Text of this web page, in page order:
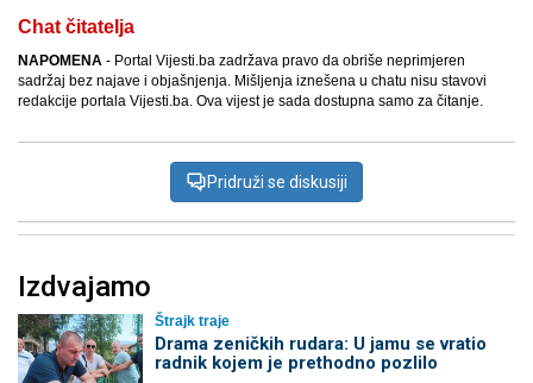
Chat čitatelja
NAPOMENA - Portal Vijesti.ba zadržava pravo da obriše neprimjeren
sadržaj bez najave i objašnjenja. Mišljenja iznešena u chatu nisu stavovi
redakcije portala Vijesti.ba. Ova vijest je sada dostupna samo za čitanje.
Pridruži se diskusiji
Izdvajamo
Štrajk traje
Drama zeničkih rudara: U jamu se vratio
radnik kojem je prethodno pozlilo